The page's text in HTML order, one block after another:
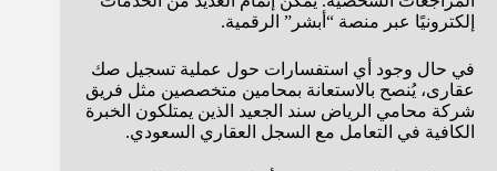
إلكترونيًا عبر منصة “أبشر” الرقمية.
في حال وجود أي استفسارات حول عملية تسجيل صك
عقارى، يُنصح بالاستعانة بمحامين متخصصين مثل فريق
شركة محامي الرياض سند الجعيد الذين يمتلكون الخبرة
الكافية في التعامل مع السجل العقاري السعودي.